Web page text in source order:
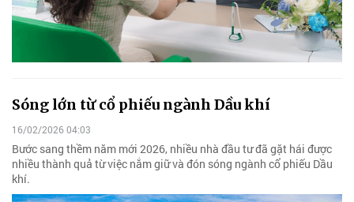
Sóng lớn từ cổ phiếu ngành Dầu khí
16/02/2026 04:03
Bước sang thềm năm mới 2026, nhiều nhà đầu tư đã gặt hái được
nhiều thành quả từ việc nắm giữ và đón sóng ngành cổ phiếu Dầu
khí.